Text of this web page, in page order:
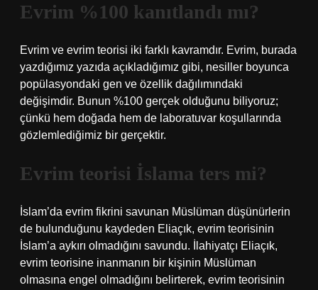
Evrim %100 kanıtlandı mı?
Evrim ve evrim teorisi iki farklı kavramdır. Evrim, burada
yazdığımız yazıda açıkladığımız gibi, nesiller boyunca
popülasyondaki gen ve özellik dağılımındaki
değişimdir. Bunun %100 gerçek olduğunu biliyoruz;
çünkü hem doğada hem de laboratuvar koşullarında
gözlemlediğimiz bir gerçektir.
Evrim teorisi İslama ters mi?
İslam’da evrim fikrini savunan Müslüman düşünürlerin
de bulunduğunu kaydeden Eliaçık, evrim teorisinin
İslam’a aykırı olmadığını savundu. İlahiyatçı Eliaçık,
evrim teorisine inanmanın bir kişinin Müslüman
olmasına engel olmadığını belirterek, evrim teorisinin